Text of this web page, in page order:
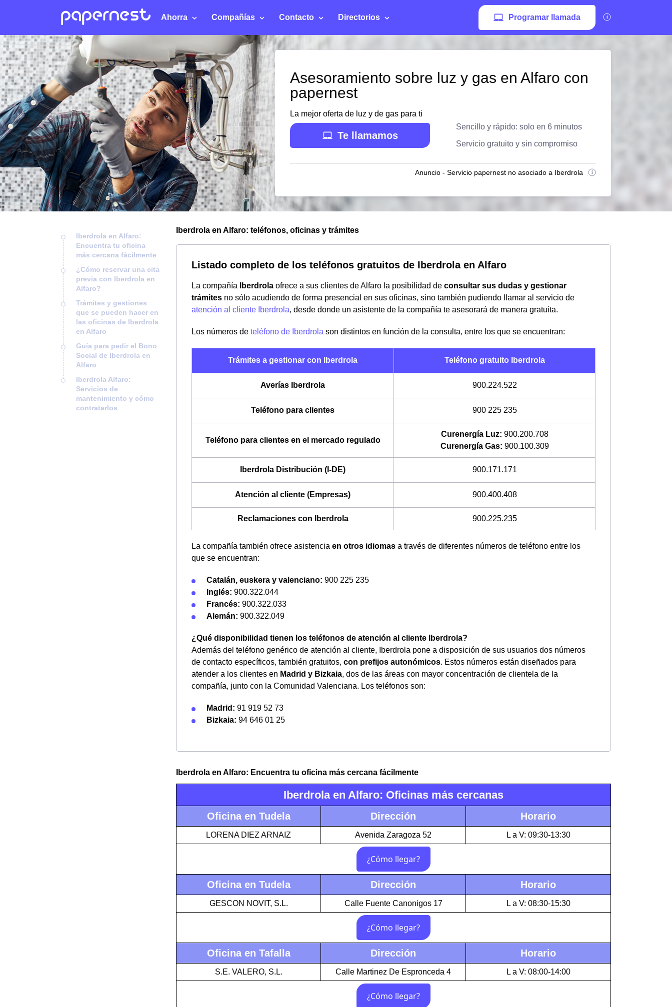
Ahorra Compañías Contacto Directorios Programar llamada
Asesoramiento sobre luz y gas en Alfaro con
papernest
La mejor oferta de luz y de gas para ti
Te llamamos
Sencillo y rápido: solo en 6 minutos
Servicio gratuito y sin compromiso
Anuncio - Servicio papernest no asociado a Iberdrola
Iberdrola en Alfaro:
Encuentra tu oficina
más cercana fácilmente
¿Cómo reservar una cita
previa con Iberdrola en
Alfaro?
Trámites y gestiones
que se pueden hacer en
las oficinas de Iberdrola
en Alfaro
Guía para pedir el Bono
Social de Iberdrola en
Alfaro
Iberdrola Alfaro:
Servicios de
mantenimiento y cómo
contratarlos
Iberdrola en Alfaro: teléfonos, oficinas y trámites
Listado completo de los teléfonos gratuitos de Iberdrola en Alfaro
La compañía Iberdrola ofrece a sus clientes de Alfaro la posibilidad de consultar sus dudas y gestionar
trámites no sólo acudiendo de forma presencial en sus oficinas, sino también pudiendo llamar al servicio de
atención al cliente Iberdrola, desde donde un asistente de la compañía te asesorará de manera gratuita.
Los números de teléfono de Iberdrola son distintos en función de la consulta, entre los que se encuentran:
Trámites a gestionar con Iberdrola Teléfono gratuito Iberdrola
Averías Iberdrola 900.224.522
Teléfono para clientes 900 225 235
Teléfono para clientes en el mercado regulado
Curenergía Luz: 900.200.708
Curenergía Gas: 900.100.309
Iberdrola Distribución (I-DE) 900.171.171
Atención al cliente (Empresas) 900.400.408
Reclamaciones con Iberdrola 900.225.235
La compañía también ofrece asistencia en otros idiomas a través de diferentes números de teléfono entre los
que se encuentran:
Catalán, euskera y valenciano: 900 225 235
Inglés: 900.322.044
Francés: 900.322.033
Alemán: 900.322.049
¿Qué disponibilidad tienen los teléfonos de atención al cliente Iberdrola?
Además del teléfono genérico de atención al cliente, Iberdrola pone a disposición de sus usuarios dos números
de contacto específicos, también gratuitos, con prefijos autonómicos. Estos números están diseñados para
atender a los clientes en Madrid y Bizkaia, dos de las áreas con mayor concentración de clientela de la
compañía, junto con la Comunidad Valenciana. Los teléfonos son:
Madrid: 91 919 52 73
Bizkaia: 94 646 01 25
Iberdrola en Alfaro: Encuentra tu oficina más cercana fácilmente
Iberdrola en Alfaro: Oficinas más cercanas
Oficina en Tudela Dirección Horario
LORENA DIEZ ARNAIZ Avenida Zaragoza 52 L a V: 09:30-13:30
Oficina en Tudela Dirección Horario
GESCON NOVIT, S.L. Calle Fuente Canonigos 17 L a V: 08:30-15:30
Oficina en Tafalla Dirección Horario
S.E. VALERO, S.L. Calle Martinez De Espronceda 4 L a V: 08:00-14:00